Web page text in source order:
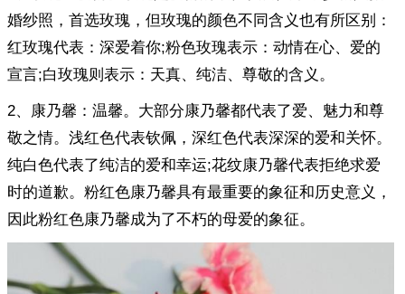
婚纱照，首选玫瑰，但玫瑰的颜色不同含义也有所区别：
红玫瑰代表：深爱着你;粉色玫瑰表示：动情在心、爱的
宣言;白玫瑰则表示：天真、纯洁、尊敬的含义。
2、康乃馨：温馨。大部分康乃馨都代表了爱、魅力和尊
敬之情。浅红色代表钦佩，深红色代表深深的爱和关怀。
纯白色代表了纯洁的爱和幸运;花纹康乃馨代表拒绝求爱
时的道歉。粉红色康乃馨具有最重要的象征和历史意义，
因此粉红色康乃馨成为了不朽的母爱的象征。